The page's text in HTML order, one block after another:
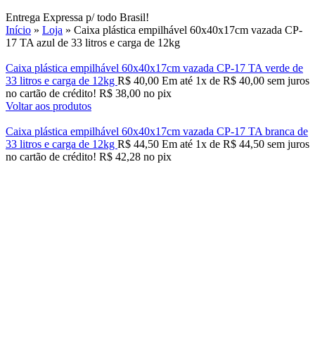
Entrega Expressa p/ todo Brasil!
Início » Loja » Caixa plástica empilhável 60x40x17cm vazada CP-
17 TA azul de 33 litros e carga de 12kg
Caixa plástica empilhável 60x40x17cm vazada CP-17 TA verde de
33 litros e carga de 12kg R$ 40,00 Em até 1x de R$ 40,00 sem juros
no cartão de crédito! R$ 38,00 no pix
Voltar aos produtos
Caixa plástica empilhável 60x40x17cm vazada CP-17 TA branca de
33 litros e carga de 12kg R$ 44,50 Em até 1x de R$ 44,50 sem juros
no cartão de crédito! R$ 42,28 no pix